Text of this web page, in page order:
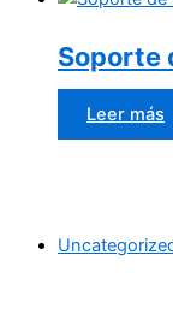
Soporte
Leer más